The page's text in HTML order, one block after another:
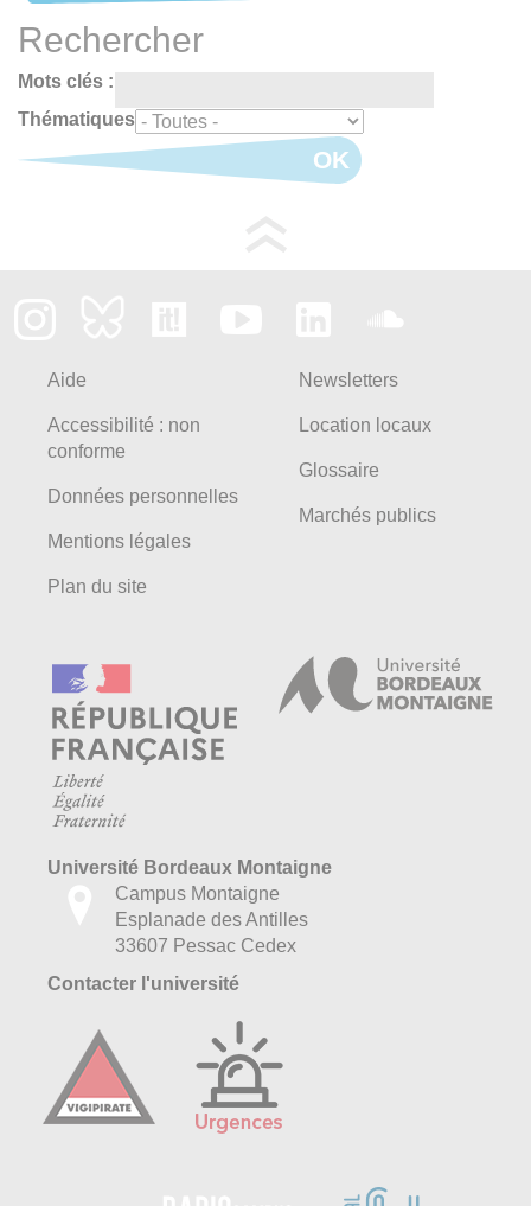
Rechercher
Mots clés :
Thématiques
OK
Aide
Accessibilité : non
conforme
Données personnelles
Mentions légales
Plan du site
Newsletters
Location locaux
Glossaire
Marchés publics
Université Bordeaux Montaigne
Campus Montaigne
Esplanade des Antilles
33607 Pessac Cedex
Contacter l'université